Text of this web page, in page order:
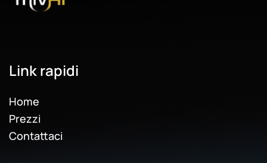
Link rapidi
Home
Prezzi
Contattaci